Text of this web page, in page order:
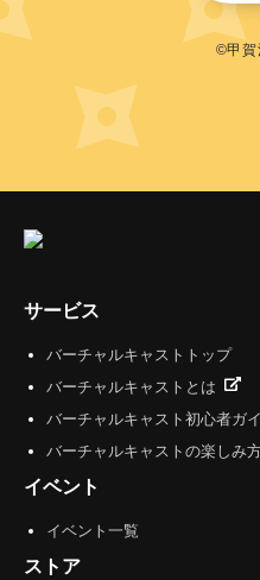
©甲賀
サービス
バーチャルキャストトップ
バーチャルキャストとは
バーチャルキャスト初心者ガ
バーチャルキャストの楽しみ
イベント
イベント一覧
ストア